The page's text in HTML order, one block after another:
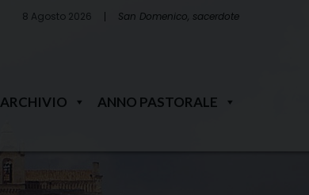
8 Agosto 2026 San Domenico, sacerdote
ARCHIVIO
ANNO PASTORALE